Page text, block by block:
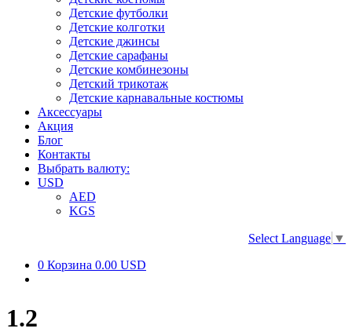
Детские футболки
Детские колготки
Детские джинсы
Детские сарафаны
Детские комбинезоны
Детский трикотаж
Детские карнавальные костюмы
Аксессуары
Акция
Блог
Контакты
Выбрать валюту:
USD
AED
KGS
Select Language ▼
0 Корзина 0.00 USD
1.2